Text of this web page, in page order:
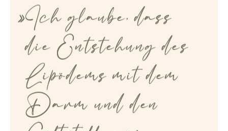
Ich glaube, dass
die Entstehung des
Lipödems mit dem
Darm und den